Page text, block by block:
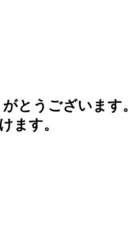
とうございます。
ます。